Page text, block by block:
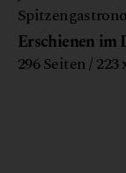
Erschienen im
296 Seiten /